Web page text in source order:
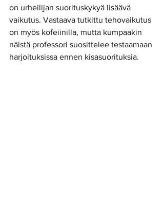
on urheilijan suorituskykyä lisäävä
vaikutus. Vastaava tutkittu tehovaikutus
on myös kofeiinilla, mutta kumpaakin
näistä professori suosittelee testaamaan
harjoituksissa ennen kisasuorituksia.